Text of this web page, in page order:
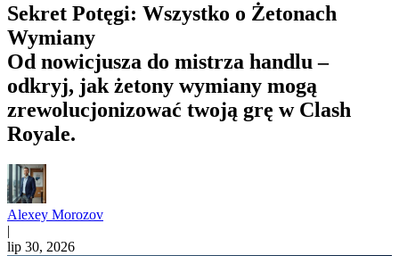
Sekret Potęgi: Wszystko o Żetonach
Wymiany
Od nowicjusza do mistrza handlu –
odkryj, jak żetony wymiany mogą
zrewolucjonizować twoją grę w Clash
Royale.
Alexey Morozov
|
lip 30, 2026